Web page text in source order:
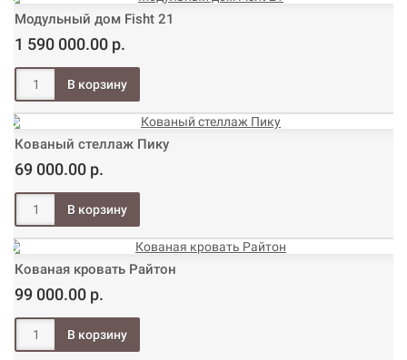
Модульный дом Fisht 21
1 590 000.00 р.
Кованый стеллаж Пику
69 000.00 р.
Кованая кровать Райтон
99 000.00 р.